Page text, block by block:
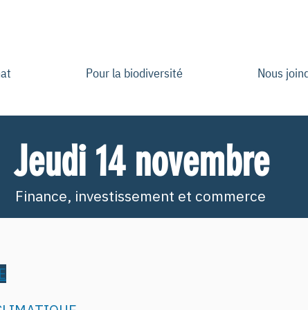
Pour la biodiversité Nous
Jeudi 14 novembre
Finance, investissement et commerce